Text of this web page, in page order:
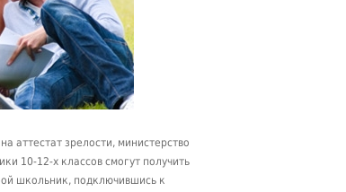
аттестат зрелости, министерство
10-12-х классов смогут получить
школьник, подключившись к